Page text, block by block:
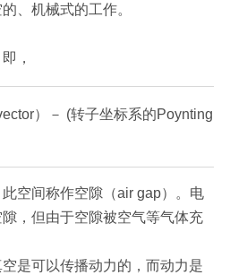
、机械式的工作。
，
）－ (转子坐标系的Poynting
空间称作空隙（air gap）。电
，但由于空隙被空气等气体充
是可以传播动力的，而动力是